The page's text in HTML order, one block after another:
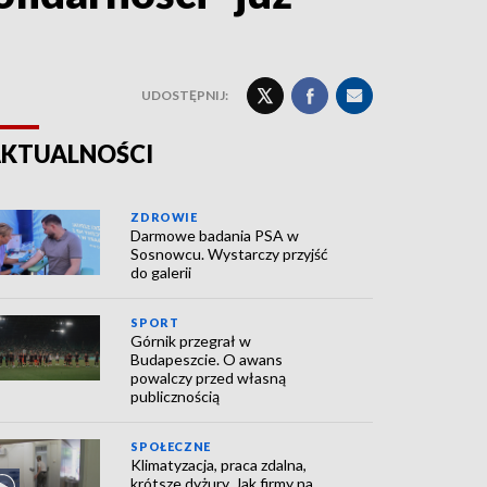
UDOSTĘPNIJ:
ZDROWIE
Darmowe badania PSA w
Sosnowcu. Wystarczy przyjść
do galerii
SPORT
Górnik przegrał w
Budapeszcie. O awans
powalczy przed własną
publicznością
SPOŁECZNE
Klimatyzacja, praca zdalna,
krótsze dyżury. Jak firmy na